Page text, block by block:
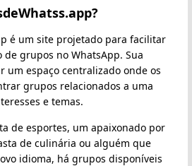
é um site projetado para facilitar
de grupos no WhatsApp. Sua
um espaço centralizado onde os
grupos relacionados a uma
e temas.
de esportes, um apaixonado por
de culinária ou alguém que
idioma, há grupos disponíveis